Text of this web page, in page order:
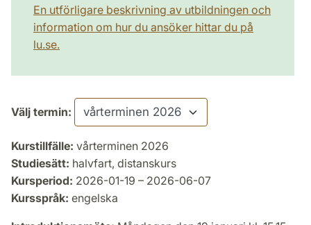
En utförligare beskrivning av utbildningen och
information om hur du ansöker hittar du på
lu.se.
Välj termin:
Kurstillfälle: vårterminen 2026
Studiesätt: halvfart, distanskurs
Kursperiod: 2026-01-19 – 2026-06-07
Kursspråk: engelska